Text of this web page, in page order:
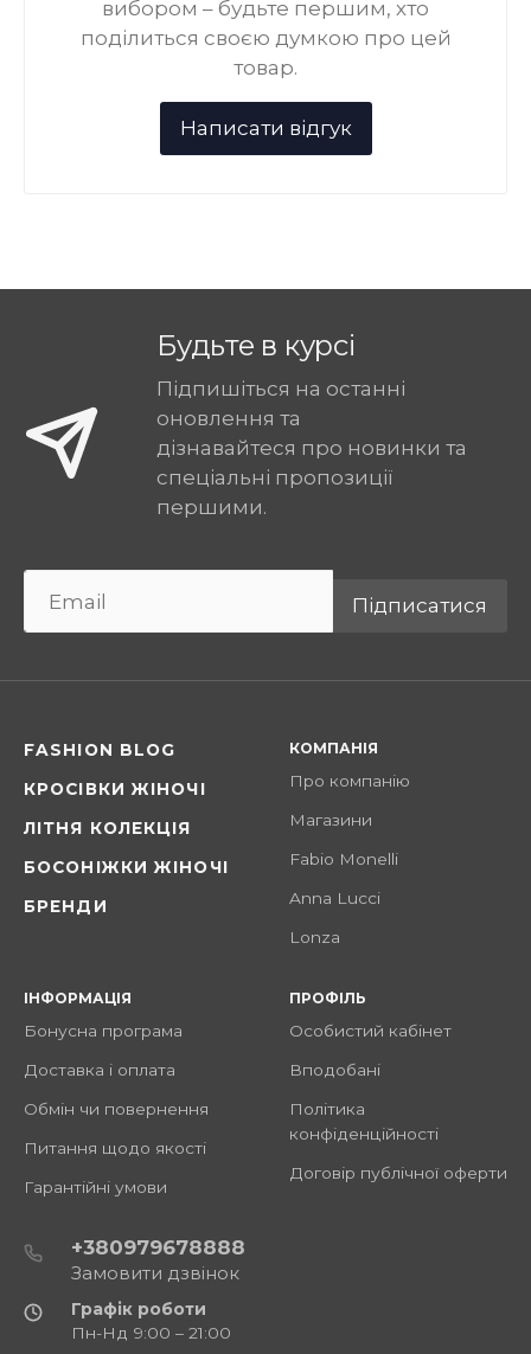
вибором – будьте першим, хто
поділиться своєю думкою про цей
товар.
Будьте в курсі
Підпишіться на останні
оновлення та
дізнавайтеся про новинки та
спеціальні пропозиції
першими.
Підписатися
FASHION BLOG
КРОСІВКИ ЖІНОЧІ
ЛІТНЯ КОЛЕКЦІЯ
БОСОНІЖКИ ЖІНОЧІ
БРЕНДИ
КОМПАНІЯ
Про компанію
Магазини
Fabio Monelli
Anna Lucci
Lonza
ІНФОРМАЦІЯ
Бонусна програма
Доставка і оплата
Обмін чи повернення
Питання щодо якості
Гарантійні умови
ПРОФІЛЬ
Особистий кабінет
Вподобані
Політика
конфіденційності
Договір публічної оферти
+380979678888
Замовити дзвінок
Графік роботи
Пн-Нд 9:00 – 21:00